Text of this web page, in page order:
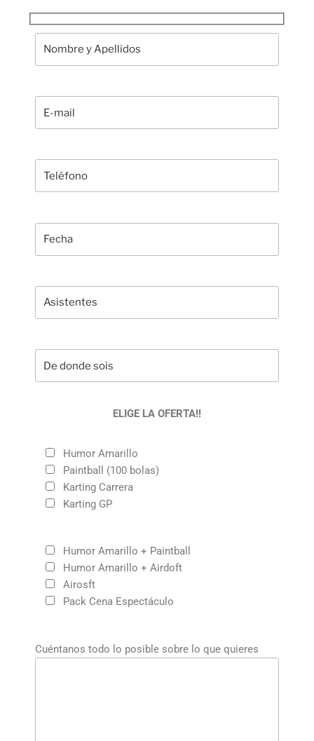
ELIGE LA OFERTA!!
Humor Amarillo
Paintball (100 bolas)
Karting Carrera
Karting GP
Humor Amarillo + Paintball
Humor Amarillo + Airdoft
Airosft
Pack Cena Espectáculo
Cuéntanos todo lo posible sobre lo que quieres